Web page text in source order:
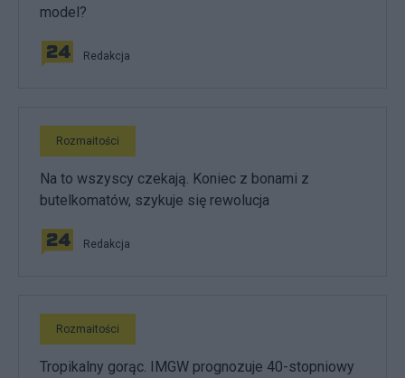
model?
Redakcja
Rozmaitości
Na to wszyscy czekają. Koniec z bonami z
butelkomatów, szykuje się rewolucja
Redakcja
Rozmaitości
Tropikalny gorąc. IMGW prognozuje 40-stopniowy